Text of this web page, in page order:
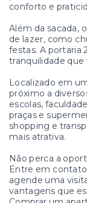
conforto e
Além da sacada,
de lazer, como
festas. A portaria
tranquilidade que
Localizado em
próximo a
escolas,
praças e
shopping e
mais atrativa.
Não perca a
Entre em
agende uma
vantagens que